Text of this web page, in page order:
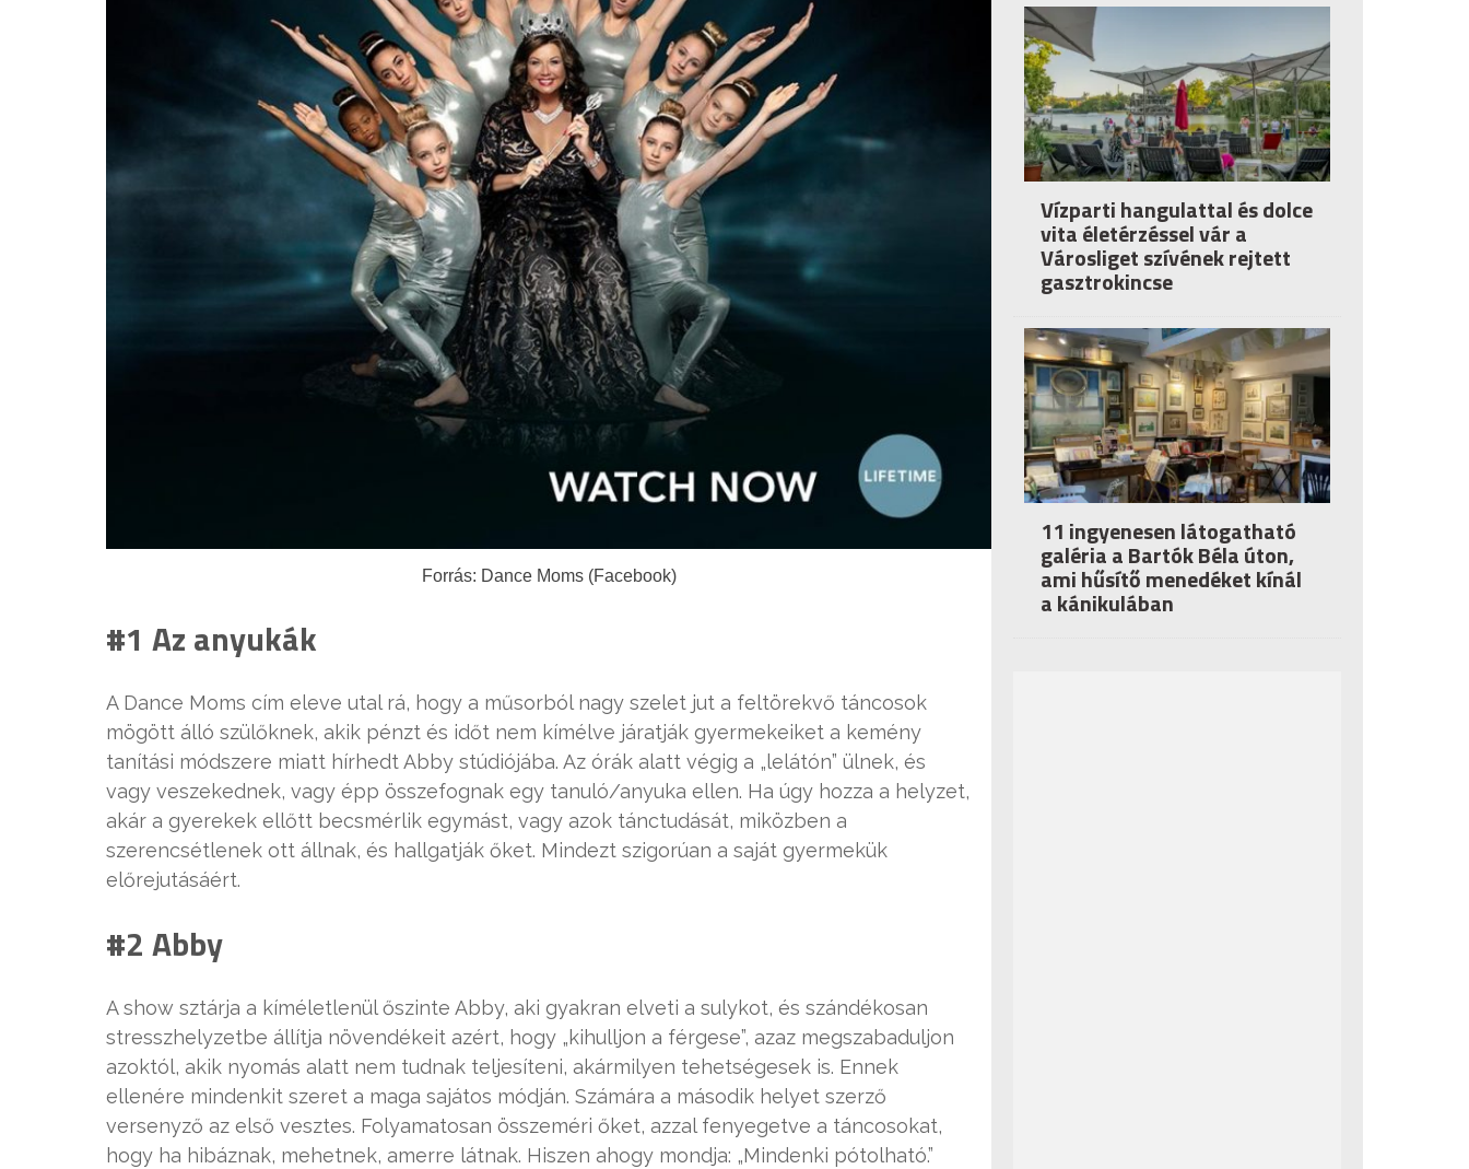
Forrás: Dance Moms (Facebook)
#1 Az anyukák
A Dance Moms cím eleve utal rá, hogy a műsorból nagy szelet jut a feltörekvő táncosok
mögött álló szülőknek, akik pénzt és időt nem kímélve járatják gyermekeiket a kemény
tanítási módszere miatt hírhedt Abby stúdiójába. Az órák alatt végig a „lelátón” ülnek, és
vagy veszekednek, vagy épp összefognak egy tanuló/anyuka ellen. Ha úgy hozza a helyzet,
akár a gyerekek ellőtt becsmérlik egymást, vagy azok tánctudását, miközben a
szerencsétlenek ott állnak, és hallgatják őket. Mindezt szigorúan a saját gyermekük
előrejutásáért.
#2 Abby
A show sztárja a kíméletlenül őszinte Abby, aki gyakran elveti a sulykot, és szándékosan
stresszhelyzetbe állítja növendékeit azért, hogy „kihulljon a férgese”, azaz megszabaduljon
azoktól, akik nyomás alatt nem tudnak teljesíteni, akármilyen tehetségesek is. Ennek
ellenére mindenkit szeret a maga sajátos módján. Számára a második helyet szerző
versenyző az első vesztes. Folyamatosan összeméri őket, azzal fenyegetve a táncosokat,
hogy ha hibáznak, mehetnek, amerre látnak. Hiszen ahogy mondja: „Mindenki pótolható.”
Vízparti hangulattal és dolce
vita életérzéssel vár a
Városliget szívének rejtett
gasztrokincse
11 ingyenesen látogatható
galéria a Bartók Béla úton,
ami hűsítő menedéket kínál
a kánikulában